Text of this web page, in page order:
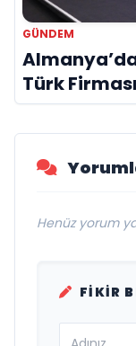
GÜNDEM
Türk
Henüz yorum
FIKIR